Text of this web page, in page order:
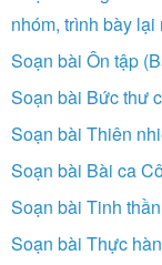
nhóm, trình bày
Soạn bài Ôn tập
Soạn bài Bức thư
Soạn bài Thiên
Soạn bài Bài ca
Soạn bài Tinh
Soạn bài Thực